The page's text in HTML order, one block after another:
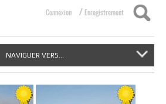
Connexion / Enregistrement
NAVIGUER VERS...